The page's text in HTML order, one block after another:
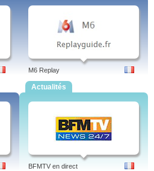
M6 Replay
Actualités
BFMTV en direct